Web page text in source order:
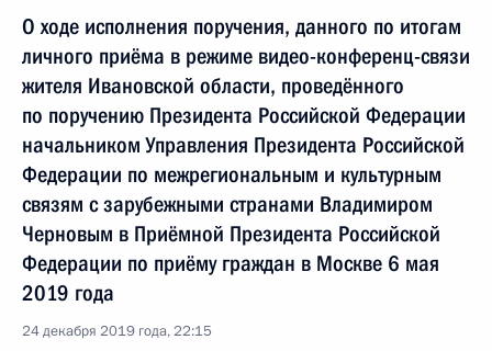
О ходе исполнения поручения, данного по итогам
личного приёма в режиме видео-конференц-связи
жителя Ивановской области, проведённого
по поручению Президента Российской Федерации
начальником Управления Президента Российской
Федерации по межрегиональным и культурным
связям с зарубежными странами Владимиром
Черновым в Приёмной Президента Российской
Федерации по приёму граждан в Москве 6 мая
2019 года
24 декабря 2019 года, 22:15